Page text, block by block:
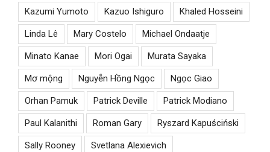
Kazumi Yumoto Kazuo Ishiguro Khaled Hosseini
Linda Lê Mary Costelo Michael Ondaatje
Minato Kanae Mori Ogai Murata Sayaka
Mơ mộng Nguyễn Hồng Ngọc Ngọc Giao
Orhan Pamuk Patrick Deville Patrick Modiano
Paul Kalanithi Roman Gary Ryszard Kapuściński
Sally Rooney Svetlana Alexievich